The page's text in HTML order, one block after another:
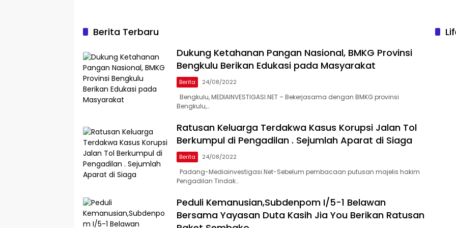
Berita Terbaru
Dukung Ketahanan Pangan Nasional, BMKG Provinsi
Bengkulu Berikan Edukasi pada Masyarakat
Berita 24/08/2022
Bengkulu, MEDIAINVESTIGASI.NET – Bekerjasama dengan BMKG provinsi
Bengkulu,…
Ratusan Keluarga Terdakwa Kasus Korupsi Jalan Tol
Berkumpul di Pengadilan . Sejumlah Aparat di Siaga
Berita 24/08/2022
Padang-Mediainvestigasi.Net-Sebelum pembacaan putusan majelis hakim
Pengadilan Tindak…
Peduli Kemanusian,Subdenpom I/5-1 Belawan
Bersama Yayasan Duta Kasih Jia You Berikan Ratusan